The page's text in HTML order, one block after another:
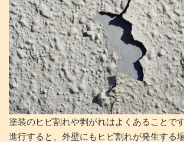
塗装のヒビ割れや剥がれはよくあることで
進行すると、外壁にもヒビ割れが発生する